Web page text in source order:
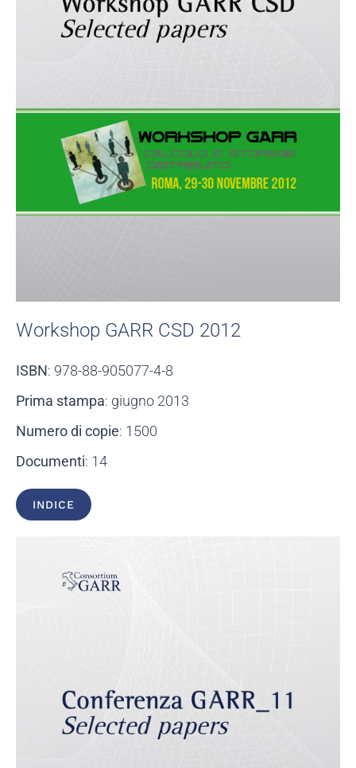
Workshop GARR CSD 2012
ISBN: 978-88-905077-4-8
Prima stampa: giugno 2013
Numero di copie: 1500
Documenti: 14
INDICE